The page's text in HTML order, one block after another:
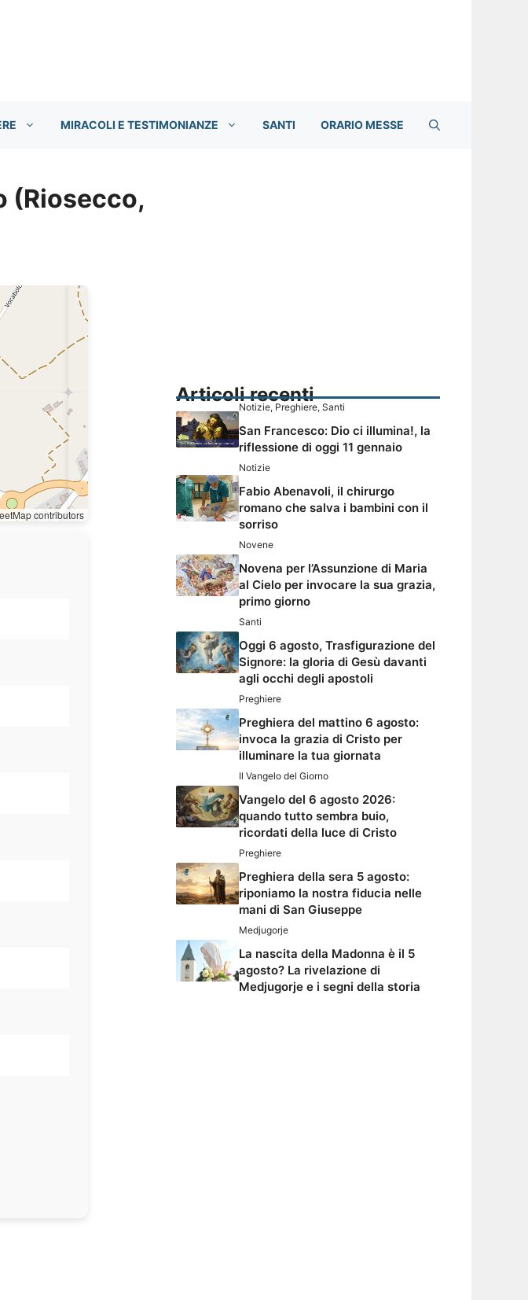
MIRACOLI E TESTIMONIANZE SANTI ORARIO MESSE
(Riosecco,
contributors
Articoli recenti
Notizie, Preghiere, Santi
San Francesco: Dio ci illumina!, la
riflessione di oggi 11 gennaio
Notizie
Fabio Abenavoli, il chirurgo
romano che salva i bambini con il
sorriso
Novene
Novena per l’Assunzione di Maria
al Cielo per invocare la sua grazia,
primo giorno
Santi
Oggi 6 agosto, Trasfigurazione del
Signore: la gloria di Gesù davanti
agli occhi degli apostoli
Preghiere
Preghiera del mattino 6 agosto:
invoca la grazia di Cristo per
illuminare la tua giornata
Il Vangelo del Giorno
Vangelo del 6 agosto 2026:
quando tutto sembra buio,
ricordati della luce di Cristo
Preghiere
Preghiera della sera 5 agosto:
riponiamo la nostra fiducia nelle
mani di San Giuseppe
Medjugorje
La nascita della Madonna è il 5
agosto? La rivelazione di
Medjugorje e i segni della storia